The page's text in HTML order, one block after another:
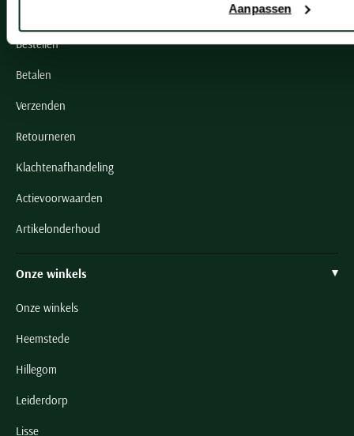
Aanpassen
Bestellen
Betalen
Verzenden
Retourneren
Klachtenafhandeling
Actievoorwaarden
Artikelonderhoud
Onze winkels
Onze winkels
Heemstede
Hillegom
Leiderdorp
Lisse